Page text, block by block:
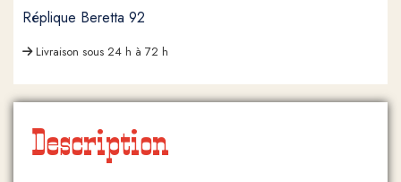
Réplique Beretta 92
Livraison sous 24 h à 72 h
Description